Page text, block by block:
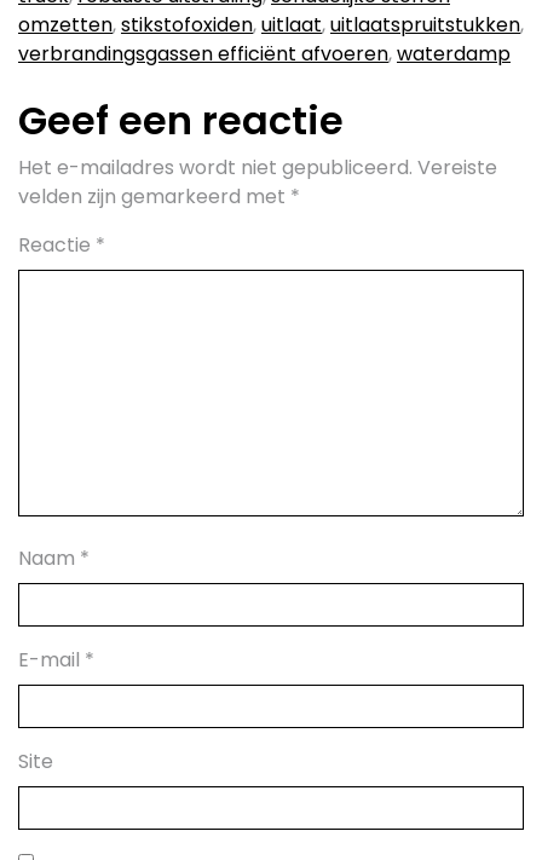
omzetten,stikstofoxiden,uitlaat,uitlaatspruitstukken,
verbrandingsgassen efficiënt afvoeren,waterdamp
Geef een reactie
Het e-mailadres wordt niet gepubliceerd. Vereiste
velden zijn gemarkeerd met *
Reactie *
Naam *
E-mail *
Site